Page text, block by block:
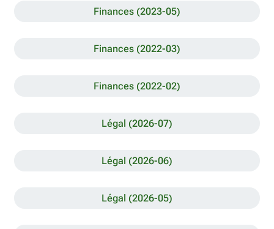
Finances (2023-05)
Finances (2022-03)
Finances (2022-02)
Légal (2026-07)
Légal (2026-06)
Légal (2026-05)